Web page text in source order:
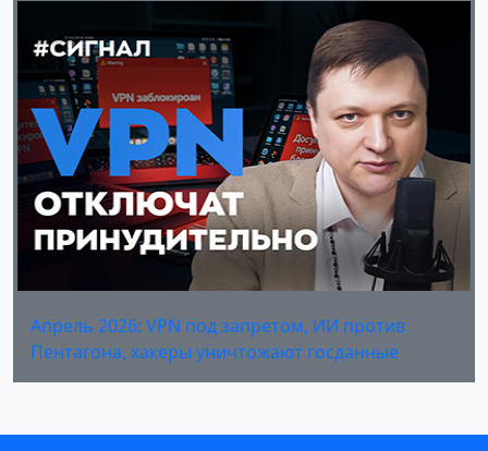
Апрель 2026: VPN под запретом, ИИ против
Пентагона, хакеры уничтожают госданные